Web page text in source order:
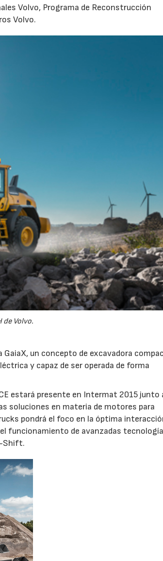
Volvo, Programa de Reconstrucción
Volvo.
de Volvo.
un concepto de excavadora
y capaz de ser operada de forma
estará presente en Intermat 2015 junto
soluciones en materia de motores para
pondrá el foco en la óptima
funcionamiento de avanzadas
Shift.